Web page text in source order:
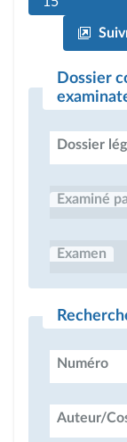
Dossier
Dossier
Examiné
Examen
Numéro
Auteur/